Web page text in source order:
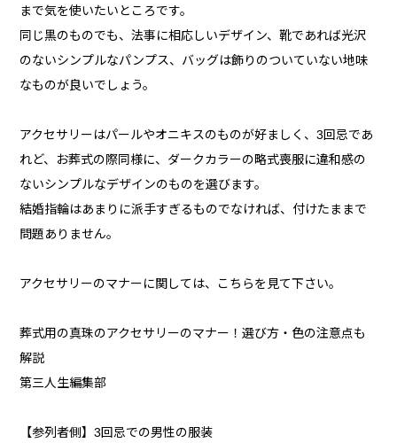
まで気を使いたいところです。
同じ黒のものでも、法事に相応しいデザイン、靴であれば光沢
のないシンプルなパンプス、バッグは飾りのついていない地味
なものが良いでしょう。
アクセサリーはパールやオニキスのものが好ましく、3回忌であ
れど、お葬式の際同様に、ダークカラーの略式喪服に違和感の
ないシンプルなデザインのものを選びます。
結婚指輪はあまりに派手すぎるものでなければ、付けたままで
問題ありません。
アクセサリーのマナーに関しては、こちらを見て下さい。
葬式用の真珠のアクセサリーのマナー！選び方・色の注意点も
解説
第三人生編集部
【参列者側】3回忌での男性の服装